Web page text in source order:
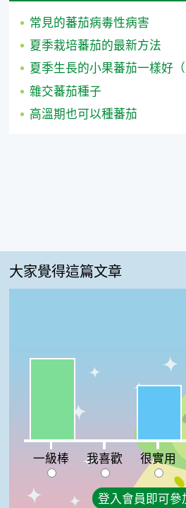
常見的蕃茄病毒性病害
夏季栽培蕃茄的最新方法
夏季生長的小果蕃茄一樣好（
雜交蕃茄種子
高溫期也可以種蕃茄
大家覺得這篇文章
我喜歡:0%
很實用
一級棒 我喜歡 很實用
登入會員即可參